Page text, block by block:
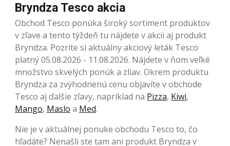
Bryndza Tesco akcia
Obchod Tesco ponúka široký sortiment produktov
v zľave a tento týždeň tu nájdete v akcii aj produkt
Bryndza. Pozrite si aktuálny akciový leták Tesco
platný 05.08.2026 - 11.08.2026. Nájdete v ňom veľké
množstvo skvelých ponúk a zliav. Okrem produktu
Bryndza za zvýhodnenú cenu objavíte v obchode
Tesco aj ďalšie zľavy, napríklad na Pizza, Kiwi,
Mango, Maslo a Med.
Nie je v aktuálnej ponuke obchodu Tesco to, čo
hľadáte? Nenašli ste tam ani produkt Bryndza v